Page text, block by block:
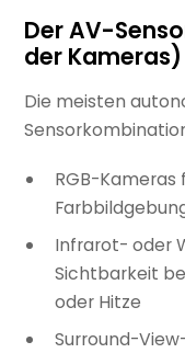
Der AV-
der Kameras)
Die meisten
RGB-
Infrarot- oder
Sichtbarkeit
oder Hitze
Surround-